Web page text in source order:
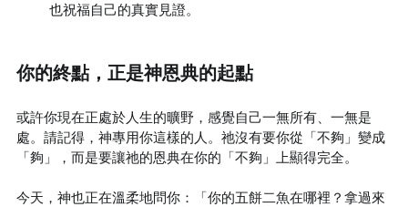
也祝福自己的真實見證。
你的終點，正是神恩典的起點
或許你現在正處於人生的曠野，感覺自己一無所有、一無是
處。請記得，神專用你這樣的人。祂沒有要你從「不夠」變成
「夠」，而是要讓祂的恩典在你的「不夠」上顯得完全。
今天，神也正在溫柔地問你：「你的五餅二魚在哪裡？拿過來